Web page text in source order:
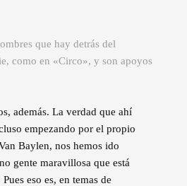
que hay detrás del
como en «Circo», y son apoyos
además. La verdad que ahí
empezando por el propio
Baylen, nos hemos ido
gente maravillosa que está
eso es, en temas de